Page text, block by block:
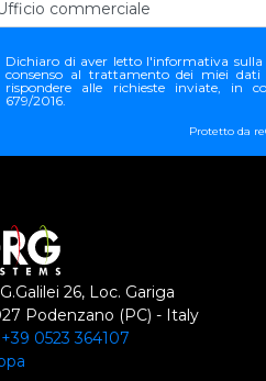
Dichiaro di aver letto l'informativa
consenso al trattamento dei miei
rispondere alle richieste inviate, in
679/2016.
Protetto da
26, Loc. Gariga
Podenzano (PC) - Italy
+39 0523 364107